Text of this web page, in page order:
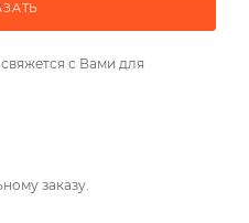
с Вами для
заказу.